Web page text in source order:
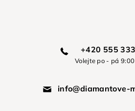
+420 555
Volejte po - pá
info@diamantove-